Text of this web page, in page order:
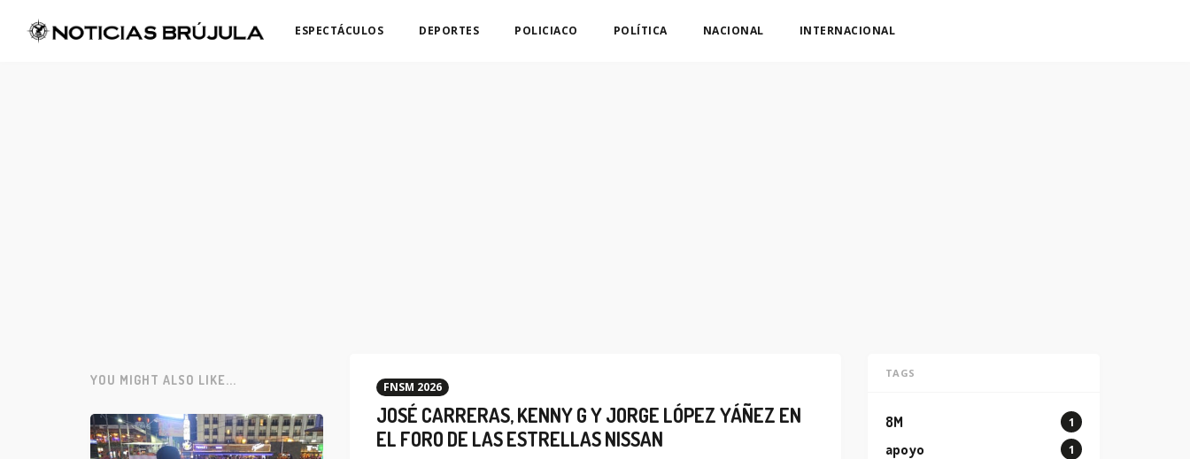
ESPECTÁCULOS DEPORTES POLICIACO POLÍTICA NACIONAL INTERNACIONAL
FNSM 2026
JOSÉ CARRERAS, KENNY G Y JORGE LÓPEZ YÁÑEZ EN
EL FORO DE LAS ESTRELLAS NISSAN
YOU MIGHT ALSO LIKE... TAGS
8M 1
apoyo 1